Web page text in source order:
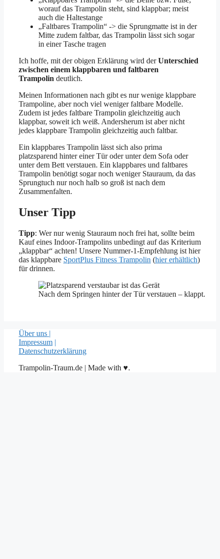
worauf das Trampolin steht, sind klappbar; meist
auch die Haltestange
„Faltbares Trampolin“ -> die Sprungmatte ist in der
Mitte zudem faltbar, das Trampolin lässt sich sogar
in einer Tasche tragen
Ich hoffe, mit der obigen Erklärung wird derUnterschied
zwischen einem klappbaren und faltbaren
Trampolin deutlich.
Meinen Informationen nach gibt es nur wenige klappbare
Trampoline, aber noch viel weniger faltbare Modelle.
Zudem ist jedes faltbare Trampolin gleichzeitig auch
klappbar, soweit ich weiß. Andersherum ist aber nicht
jedes klappbare Trampolin gleichzeitig auch faltbar.
Ein klappbares Trampolin lässt sich also prima
platzsparend hinter einer Tür oder unter dem Sofa oder
unter dem Bett verstauen. Ein klappbares und faltbares
Trampolin benötigt sogar noch weniger Stauraum, da das
Sprungtuch nur noch halb so groß ist nach dem
Zusammenfalten.
Unser Tipp
Tipp: Wer nur wenig Stauraum noch frei hat, sollte beim
Kauf eines Indoor-Trampolins unbedingt auf das Kriterium
„klappbar“ achten! Unsere Nummer-1-Empfehlung ist hier
das klappbare SportPlus Fitness Trampolin (hier erhältlich)
für drinnen.
Nach dem Springen hinter der Tür verstauen – klappt.
Über uns |
Impressum |
Datenschutzerklärung
Trampolin-Traum.de | Made with ♥.